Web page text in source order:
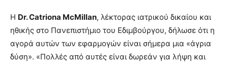
Η Dr. Catriona McMillan, λέκτορας ιατρικού δικαίου και
ηθικής στο Πανεπιστήμιο του Εδιμβούργου, δήλωσε ότι η
αγορά αυτών των εφαρμογών είναι σήμερα μια «άγρια
δύση». «Πολλές από αυτές είναι δωρεάν για λήψη και